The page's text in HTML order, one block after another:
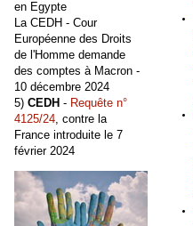
en Egypte
La CEDH - Cour
Européenne des Droits
de l'Homme demande
des comptes à Macron -
10 décembre 2024
5) CEDH - Requête n°
4125/24, contre la
France introduite le 7
février 2024